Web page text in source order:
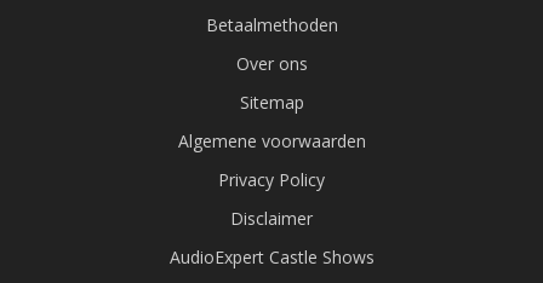
Betaalmethoden
Over ons
Sitemap
Algemene voorwaarden
Privacy Policy
Disclaimer
AudioExpert Castle Shows